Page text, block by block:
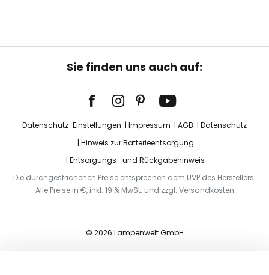
Sie finden uns auch auf:
Datenschutz-Einstellungen Impressum AGB
Datenschutz
Hinweis zur Batterieentsorgung
Entsorgungs- und Rückgabehinweis
Die durchgestrichenen Preise entsprechen dem UVP des Herstellers.
Alle Preise in €, inkl. 19 % MwSt. und zzgl. Versandkosten
© 2026 Lampenwelt GmbH